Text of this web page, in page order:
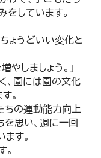
しています。
ょうどいい変化と
やしましょう。」
、園には園の文化
。
ちの運動能力向上
を思い、週に一回
す。